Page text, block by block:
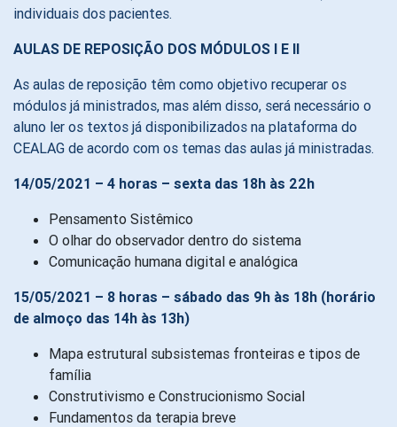
individuais dos pacientes.
AULAS DE REPOSIÇÃO DOS MÓDULOS I E II
As aulas de reposição têm como objetivo recuperar os
módulos já ministrados, mas além disso, será necessário o
aluno ler os textos já disponibilizados na plataforma do
CEALAG de acordo com os temas das aulas já ministradas.
14/05/2021 – 4 horas – sexta das 18h às 22h
Pensamento Sistêmico
O olhar do observador dentro do sistema
Comunicação humana digital e analógica
15/05/2021 – 8 horas – sábado das 9h às 18h (horário
de almoço das 14h às 13h)
Mapa estrutural subsistemas fronteiras e tipos de
família
Construtivismo e Construcionismo Social
Fundamentos da terapia breve